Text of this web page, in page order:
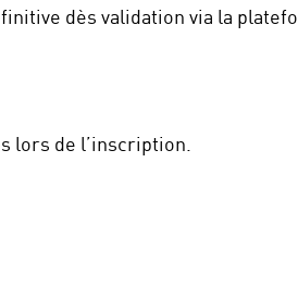
dès validation via la
lors de l’inscription.